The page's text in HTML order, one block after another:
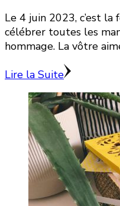
Le 4 juin 2023, c’est la
célébrer toutes les
hommage. La vôtre
Lire la Suite